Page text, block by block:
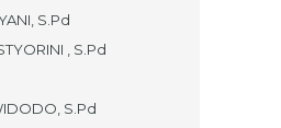
S.Pd
, S.Pd
S.Pd